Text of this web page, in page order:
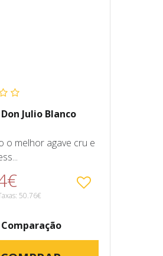
Julio Blanco
o melhor agave cru e
50.76€